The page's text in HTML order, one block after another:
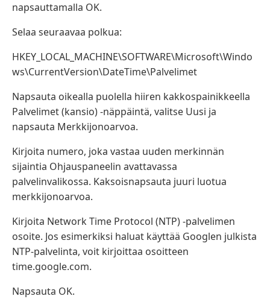
napsauttamalla OK.
Selaa seuraavaa polkua:
HKEY_LOCAL_MACHINE\SOFTWARE\Microsoft\Windo
ws\CurrentVersion\DateTime\Palvelimet
Napsauta oikealla puolella hiiren kakkospainikkeella
Palvelimet (kansio) -näppäintä, valitse Uusi ja
napsauta Merkkijonoarvoa.
Kirjoita numero, joka vastaa uuden merkinnän
sijaintia Ohjauspaneelin avattavassa
palvelinvalikossa. Kaksoisnapsauta juuri luotua
merkkijonoarvoa.
Kirjoita Network Time Protocol (NTP) -palvelimen
osoite. Jos esimerkiksi haluat käyttää Googlen julkista
NTP-palvelinta, voit kirjoittaa osoitteen
time.google.com.
Napsauta OK.